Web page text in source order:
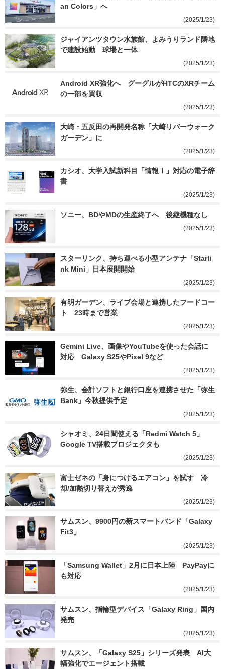
an Colors」へ
(2025/1/23)
ジャイアンツタウン水族館、よみうりランド隣地
で建設始動　球場と一体
(2025/1/23)
Android XR強化へ　グーグルがHTCのXRチーム
の一部を買収
(2025/1/23)
大崎・五反田の再開発名称「大崎リバーウォーク
ガーデン」に
(2025/1/23)
カシオ、大学入試新科目「情報Ⅰ」対応の電子辞
書
(2025/1/23)
ソニー、BDやMDの生産終了へ　後継機種なし
(2025/1/23)
スターリンク、持ち運べる小型アンテナ「Starli
nk Mini」日本展開開始
(2025/1/23)
有明ガーデン、ライブ会場と連携したフードコー
ト　23時まで営業
(2025/1/23)
Gemini Live、画像やYouTubeを使った会話に
対応　Galaxy S25やPixel 9など
(2025/1/23)
弥生、会計ソフトと銀行口座を連携させた「弥生
Bank」今秋提供予定
(2025/1/23)
シャオミ、24日間使える「Redmi Watch 5」
Google TV搭載プロジェクタも
(2025/1/23)
富士ゼネの「身につけるエアコン」を試す　冷
却/加熱切り替えが秀逸
(2025/1/23)
サムスン、9900円の新スマートバンド「Galaxy
Fit3」
(2025/1/23)
「Samsung Wallet」2月に日本上陸　PayPayに
も対応
(2025/1/23)
サムスン、指輪型デバイス「Galaxy Ring」国内
発売
(2025/1/23)
サムスン、「Galaxy S25」シリーズ発表　AI大
幅強化でエージェント搭載